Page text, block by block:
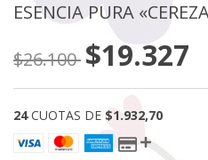
ESENCIA PURA
$26.100 $19.327
24 CUOTAS DE $1.932,70